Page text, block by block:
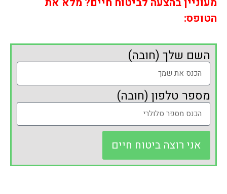
הטופס:
השם שלך (חובה)
מספר טלפון (חובה)
אני רוצה ביטוח חיים